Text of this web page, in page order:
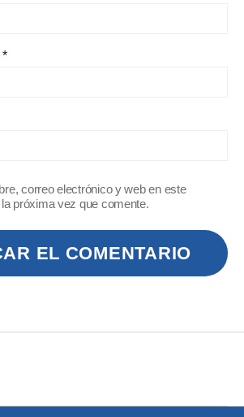
*
correo electrónico y web en este
próxima vez que comente.